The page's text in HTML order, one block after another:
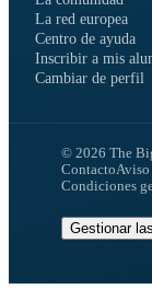
La red europea
Centro de ayuda
Inscribir a mis
Cambiar de perfil
© 2026 The
ContactoAviso
Condiciones
Gestionar